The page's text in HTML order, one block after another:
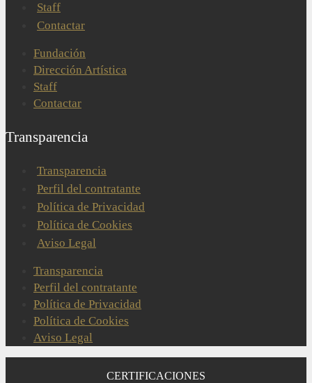
Staff
Contactar
Fundación
Dirección Artística
Staff
Contactar
Transparencia
Transparencia
Perfil del contratante
Política de Privacidad
Política de Cookies
Aviso Legal
Transparencia
Perfil del contratante
Política de Privacidad
Política de Cookies
Aviso Legal
CERTIFICACIONES